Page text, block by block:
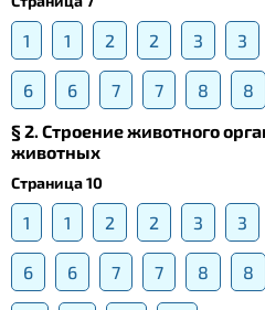
1 1 2 2 3 3
6 6 7 7 8 8
§ 2. Строение животного
животных
Страница 10
1 1 2 2 3 3
6 6 7 7 8 8